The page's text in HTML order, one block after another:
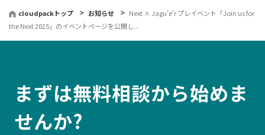
cloudpackトップ お知らせ
Next × Jagu’e’r プレイベント「Join us for
the Next 2025」のイベントページを公開し...
まずは無料相談から始めま
せんか?